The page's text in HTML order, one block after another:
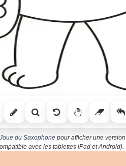
du Saxophonepour afficher une version
avec les tablettes iPad et Android).